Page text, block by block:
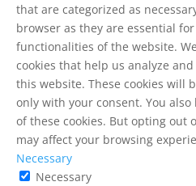
that are categorized as
browser as they are essential
functionalities of the website.
cookies that help us analyze
this website. These cookies will
only with your consent. You
of these cookies. But opting out
may affect your browsing
Necessary
Necessary